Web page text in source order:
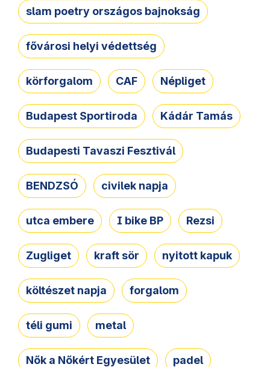
slam poetry országos bajnokság
fővárosi helyi védettség
körforgalom CAF Népliget
Budapest Sportiroda Kádár Tamás
Budapesti Tavaszi Fesztivál
BENDZSÓ civilek napja
utca embere I bike BP Rezsi
Zugliget kraft sör nyitott kapuk
költészet napja forgalom
téli gumi metal
Nők a Nőkért Egyesület padel